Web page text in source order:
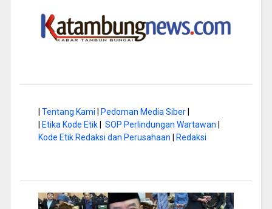
Tentang Kami Pedoman Media Siber|
Etika Kode Etik| SOP Perlindungan Wartawan
Kode Etik Redaksi dan Perusahaan
Redaksi